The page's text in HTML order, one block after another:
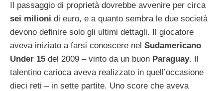
Il passaggio di proprietà dovrebbe avvenire per circa
sei milioni di euro, e a quanto sembra le due società
devono definire solo gli ultimi dettagli. Il giocatore
aveva iniziato a farsi conoscere nel Sudamericano
Under 15 del 2009 – vinto da un buon Paraguay. Il
talentino carioca aveva realizzato in quell’occasione
dieci reti – in sette partite. Uno score che aveva